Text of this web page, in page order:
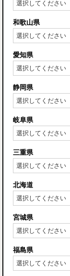
和歌山県
愛知県
静岡県
岐阜県
三重県
北海道
宮城県
福島県